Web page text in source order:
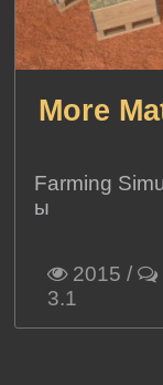
More
Farming
ы
2015 /
3.1